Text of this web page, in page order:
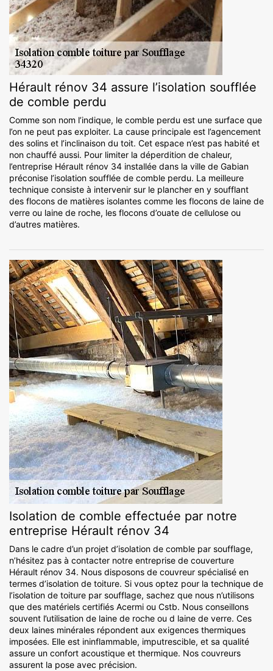
Hérault rénov 34 assure l’isolation soufflée
de comble perdu
Comme son nom l’indique, le comble perdu est une surface que
l’on ne peut pas exploiter. La cause principale est l’agencement
des solins et l’inclinaison du toit. Cet espace n’est pas habité et
non chauffé aussi. Pour limiter la déperdition de chaleur,
l’entreprise Hérault rénov 34 installée dans la ville de Gabian
préconise l’isolation soufflée de comble perdu. La meilleure
technique consiste à intervenir sur le plancher en y soufflant
des flocons de matières isolantes comme les flocons de laine de
verre ou laine de roche, les flocons d’ouate de cellulose ou
d’autres matières.
Isolation de comble effectuée par notre
entreprise Hérault rénov 34
Dans le cadre d’un projet d’isolation de comble par soufflage,
n’hésitez pas à contacter notre entreprise de couverture
Hérault rénov 34. Nous disposons de couvreur spécialisé en
termes d’isolation de toiture. Si vous optez pour la technique de
l’isolation de toiture par soufflage, sachez que nous n’utilisons
que des matériels certifiés Acermi ou Cstb. Nous conseillons
souvent l’utilisation de laine de roche ou d laine de verre. Ces
deux laines minérales répondent aux exigences thermiques
imposées. Elle est ininflammable, imputrescible, et sa qualité
assure un confort acoustique et thermique. Nos couvreurs
assurent la pose avec précision.